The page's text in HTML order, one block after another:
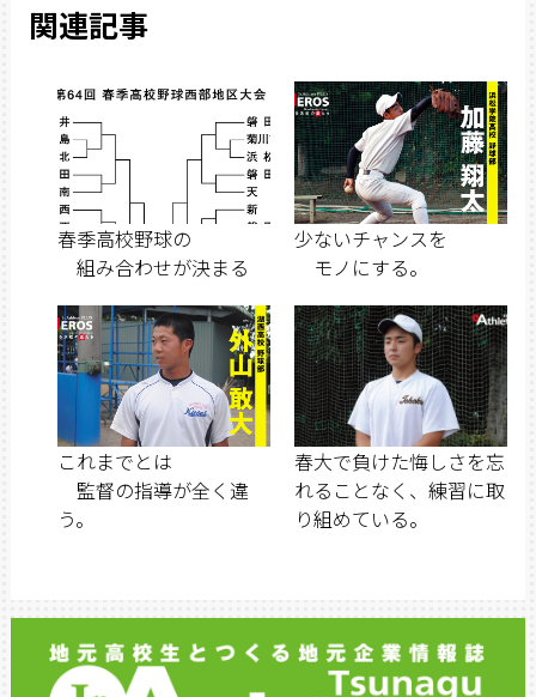
関連記事
春季高校野球の
組み合わせが決まる
少ないチャンスを
モノにする。
これまでとは
監督の指導が全く違
う。
春大で負けた悔しさを忘
れることなく、練習に取
り組めている。